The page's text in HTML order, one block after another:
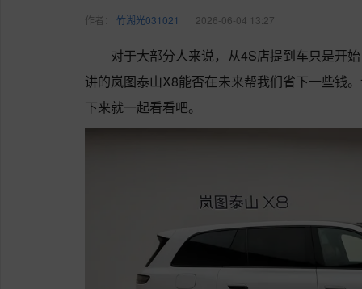
作者： 竹湖光031021 2026-06-04 13:27
对于大部分人来说，从4S店提到车只是开
讲的岚图泰山X8能否在未来帮我们省下一些钱
下来就一起看看吧。